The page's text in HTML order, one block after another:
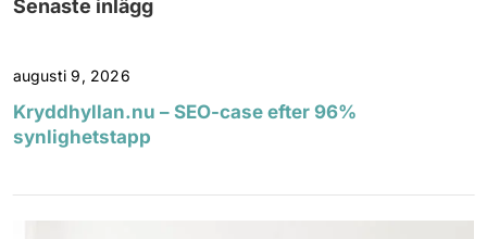
Senaste inlägg
augusti 9, 2026
Kryddhyllan.nu – SEO-case efter 96%
synlighetstapp